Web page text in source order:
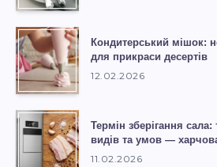
Кондитерський мішок:
для прикраси десертів
12.02.2026
Термін зберігання
видів та умов —
11.02.2026